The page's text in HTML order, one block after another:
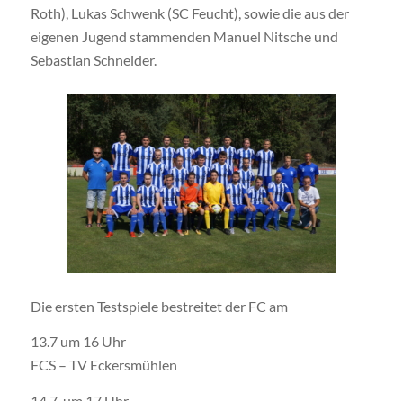
Roth), Lukas Schwenk (SC Feucht), sowie die aus der
eigenen Jugend stammenden Manuel Nitsche und
Sebastian Schneider.
Die ersten Testspiele bestreitet der FC am
13.7 um 16 Uhr
FCS – TV Eckersmühlen